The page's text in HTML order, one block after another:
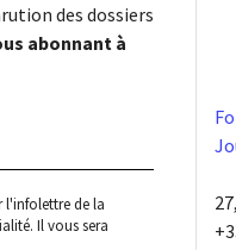
des dossiers
abonnant à
l'infolettre de la
. Il vous sera